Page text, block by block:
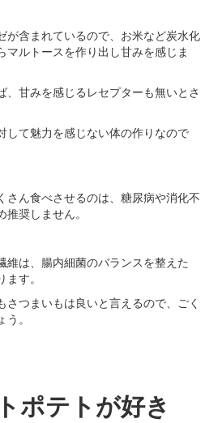
が含まれているので、お米など炭水化
マルトースを作り出し甘みを感じま
、甘みを感じるレセプターも無いとさ
して魅力を感じない体の作りなので
さん食べさせるのは、糖尿病や消化不
奨しません。
維は、腸内細菌のバランスを整えた
す。
さつまいもは良いと言えるので、ごく
。
ポテトが好き